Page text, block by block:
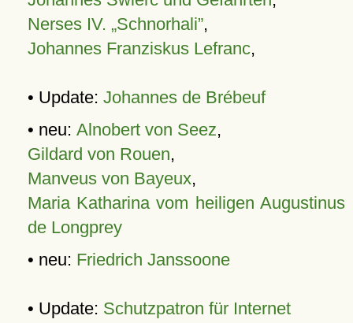
Nerses IV. „Schnorhali”,
Johannes Franziskus Lefranc,
• Update: Johannes de Brébeuf
• neu: Alnobert von Seez,
Gildard von Rouen,
Manveus von Bayeux,
Maria Katharina vom heiligen Augustinus
de Longprey
• neu: Friedrich Janssoone
• Update: Schutzpatron für Internet